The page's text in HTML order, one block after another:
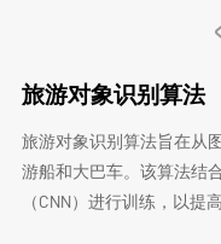
旅游对象识别算法
旅游对象识别算法旨在从
游船和大巴车。该算法结
（CNN）进行训练，以提